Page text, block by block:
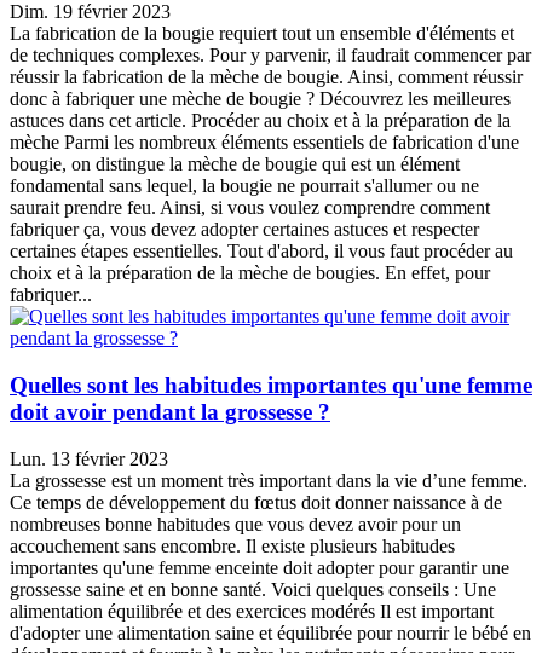
Dim. 19 février 2023
La fabrication de la bougie requiert tout un ensemble d'éléments et
de techniques complexes. Pour y parvenir, il faudrait commencer par
réussir la fabrication de la mèche de bougie. Ainsi, comment réussir
donc à fabriquer une mèche de bougie ? Découvrez les meilleures
astuces dans cet article. Procéder au choix et à la préparation de la
mèche Parmi les nombreux éléments essentiels de fabrication d'une
bougie, on distingue la mèche de bougie qui est un élément
fondamental sans lequel, la bougie ne pourrait s'allumer ou ne
saurait prendre feu. Ainsi, si vous voulez comprendre comment
fabriquer ça, vous devez adopter certaines astuces et respecter
certaines étapes essentielles. Tout d'abord, il vous faut procéder au
choix et à la préparation de la mèche de bougies. En effet, pour
fabriquer...
Quelles sont les habitudes importantes qu'une femme
doit avoir pendant la grossesse ?
Lun. 13 février 2023
La grossesse est un moment très important dans la vie d’une femme.
Ce temps de développement du fœtus doit donner naissance à de
nombreuses bonne habitudes que vous devez avoir pour un
accouchement sans encombre. Il existe plusieurs habitudes
importantes qu'une femme enceinte doit adopter pour garantir une
grossesse saine et en bonne santé. Voici quelques conseils : Une
alimentation équilibrée et des exercices modérés Il est important
d'adopter une alimentation saine et équilibrée pour nourrir le bébé en